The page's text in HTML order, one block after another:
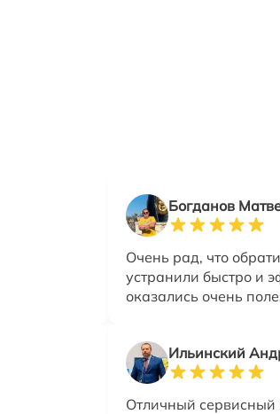
Богданов
Очень рад, что
устранили быстро и
оказались очень
Ильинский
Отличный сервисный